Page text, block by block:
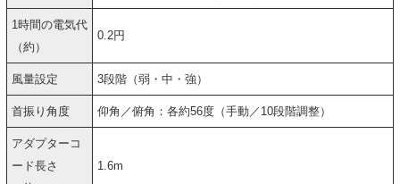
1時間の電気代
（約）
0.2円
風量設定 3段階（弱・中・強）
首振り角度 仰角／俯角：各約56度（手動／10段階調整）
アダプターコ
ード長さ
1.6m